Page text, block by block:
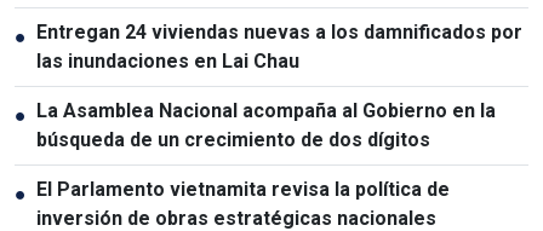
● Entregan 24 viviendas nuevas a los damnificados por
las inundaciones en Lai Chau
● La Asamblea Nacional acompaña al Gobierno en la
búsqueda de un crecimiento de dos dígitos
● El Parlamento vietnamita revisa la política de
inversión de obras estratégicas nacionales